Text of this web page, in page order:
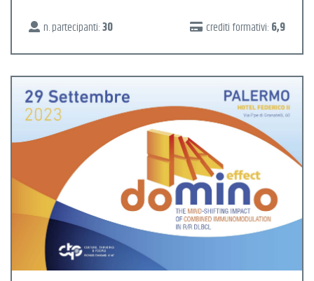
n. partecipanti:30 crediti formativi: 6,9